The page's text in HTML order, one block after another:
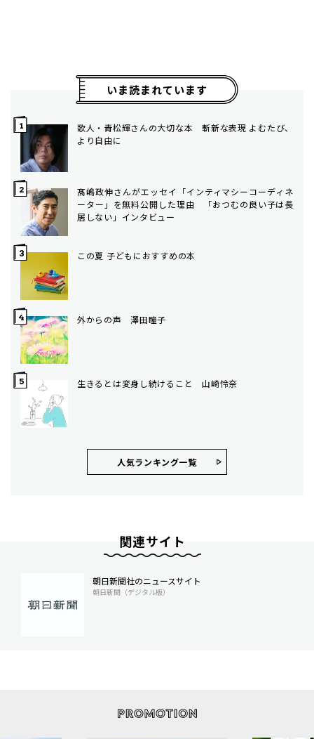
いま読まれています
歌人・青松輝さんの大切な本 斬新な表現 よむたび、
より自由に
髙嶋政伸さんがエッセイ「インティマシーコーディネ
ーター」を無料公開した理由 「おつむの良い子は長
居しない」インタビュー
この夏 子どもにおすすめの本
外からの声 澤田瞳子
生きるとは変身し続けること 山崎怜奈
人気ランキング⼀覧
関連サイト
朝日新聞社のニュースサイト
朝日新聞（デジタル版）